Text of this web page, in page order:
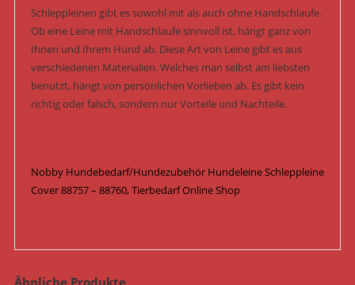
Schleppleinen gibt es sowohl mit als auch ohne Handschlaufe.
Ob eine Leine mit Handschlaufe sinnvoll ist, hängt ganz von
Ihnen und Ihrem Hund ab. Diese Art von Leine gibt es aus
verschiedenen Materialien. Welches man selbst am liebsten
benutzt, hängt von persönlichen Vorlieben ab. Es gibt kein
richtig oder falsch, sondern nur Vorteile und Nachteile.
Nobby Hundebedarf/Hundezubehör Hundeleine Schleppleine
Cover 88757 – 88760, Tierbedarf Online Shop